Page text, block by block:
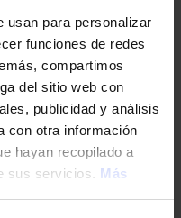
usan para personalizar
funciones de redes
compartimos
del sitio web con
publicidad y análisis
con otra información
hayan recopilado a
sus servicios. Más